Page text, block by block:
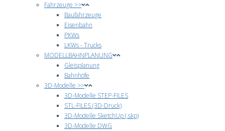
Fahrzeuge >>
Baufahrzeuge
Eisenbahn
PKWs
LKWs - Trucks
MODELLBAHNPLANUNG
Gleisplanung
Bahnhöfe
3D-Modelle >>
3D-Modelle STEP-FILES
STL-FILES (3D-Druck)
3D-Modelle SketchUp (.skp)
3D-Modelle DWG